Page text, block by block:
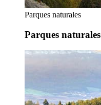
Parques naturales
Parques naturales